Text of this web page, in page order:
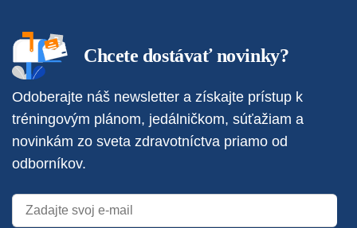
Chcete dostávať novinky?
Odoberajte náš newsletter a získajte prístup k
tréningovým plánom, jedálničkom, súťažiam a
novinkám zo sveta zdravotníctva priamo od
odborníkov.